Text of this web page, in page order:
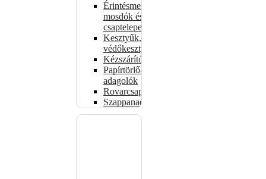
Érintésmentes
mosdók és
csaptelepek
Kesztyűk,
védőkesztyűk
Kézszárítók
Papírtörlő-
adagolók
Rovarcsapdák
Szappanadagolók